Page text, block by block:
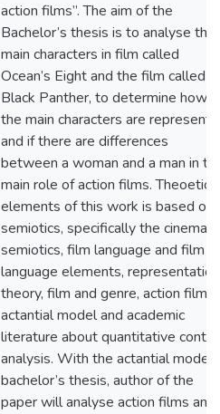
action films”. The aim of the
Bachelor’s thesis is to analyse the
main characters in film called
Ocean’s Eight and the film called
Black Panther, to determine how
the main characters are
and if there are differences
between a woman and a man in
main role of action films. Theoetical
elements of this work is based on
semiotics, specifically the cinema
semiotics, film language and film
language elements, representation
theory, film and genre, action films,
actantial model and academic
literature about quantitative
analysis. With the actantial model
bachelor’s thesis, author of the
paper will analyse action films and